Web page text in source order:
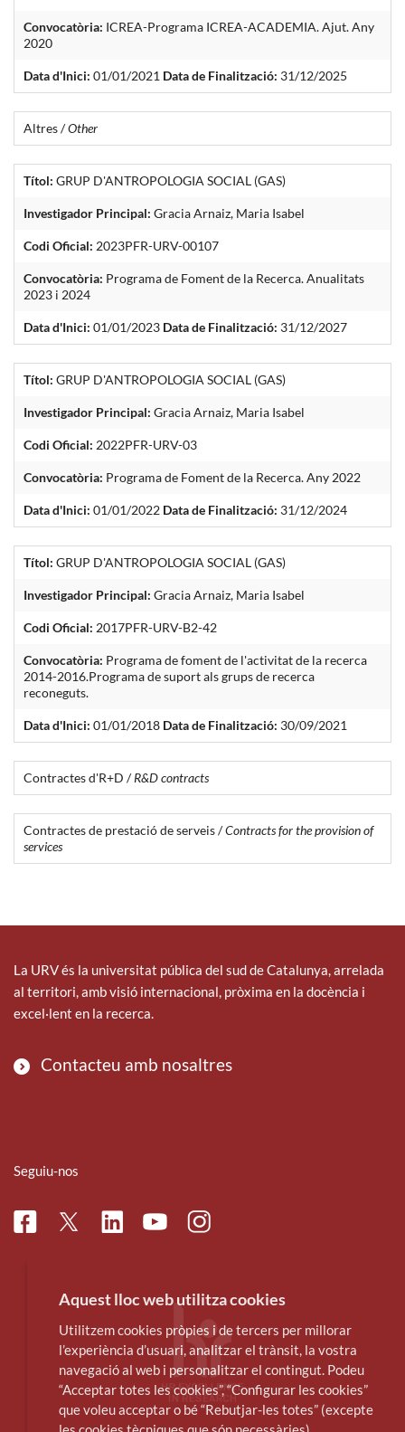
Convocatòria: ICREA-Programa ICREA-ACADEMIA. Ajut. Any
2020
Data d'Inici: 01/01/2021 Data de Finalització: 31/12/2025
Altres /Other
Títol: GRUP D'ANTROPOLOGIA SOCIAL (GAS)
Investigador Principal: Gracia Arnaiz, Maria Isabel
Codi Oficial: 2023PFR-URV-00107
Convocatòria: Programa de Foment de la Recerca. Anualitats
2023 i 2024
Data d'Inici: 01/01/2023 Data de Finalització: 31/12/2027
Títol: GRUP D'ANTROPOLOGIA SOCIAL (GAS)
Investigador Principal: Gracia Arnaiz, Maria Isabel
Codi Oficial: 2022PFR-URV-03
Convocatòria: Programa de Foment de la Recerca. Any 2022
Data d'Inici: 01/01/2022 Data de Finalització: 31/12/2024
Títol: GRUP D'ANTROPOLOGIA SOCIAL (GAS)
Investigador Principal: Gracia Arnaiz, Maria Isabel
Codi Oficial: 2017PFR-URV-B2-42
Convocatòria: Programa de foment de l'activitat de la recerca
2014-2016.Programa de suport als grups de recerca
reconeguts.
Data d'Inici: 01/01/2018 Data de Finalització: 30/09/2021
Contractes d'R+D /R&D contracts
Contractes de prestació de serveis /Contracts for the provision of
services
La URV és la universitat pública del sud de Catalunya, arrelada
al territori, amb visió internacional, pròxima en la docència i
excel·lent en la recerca.
Contacteu amb nosaltres
Seguiu-nos
FacebookTwitterLinkedinYoutubeInstagram
Aquest lloc web utilitza cookies
Utilitzem cookies pròpies i de tercers per millorar
l’experiència d’usuari, analitzar el trànsit, la vostra
navegació al web i personalitzar el contingut. Podeu
“Acceptar totes les cookies”, “Configurar les cookies”
que voleu acceptar o bé “Rebutjar-les totes” (excepte